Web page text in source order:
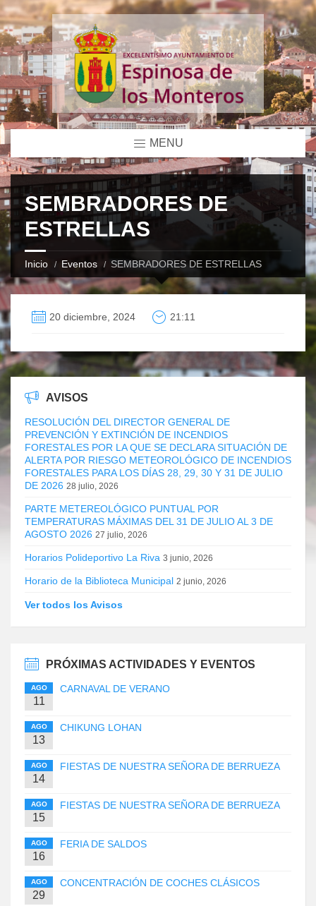
MENU
SEMBRADORES DE
ESTRELLAS
Inicio Eventos SEMBRADORES DE ESTRELLAS
20 diciembre, 2024 21:11
AVISOS
RESOLUCIÓN DEL DIRECTOR GENERAL DE
PREVENCIÓN Y EXTINCIÓN DE INCENDIOS
FORESTALES POR LA QUE SE DECLARA SITUACIÓN DE
ALERTA POR RIESGO METEOROLÓGICO DE INCENDIOS
FORESTALES PARA LOS DÍAS 28, 29, 30 Y 31 DE JULIO
DE 2026 28 julio, 2026
PARTE METEREOLÓGICO PUNTUAL POR
TEMPERATURAS MÁXIMAS DEL 31 DE JULIO AL 3 DE
AGOSTO 2026 27 julio, 2026
Horarios Polideportivo La Riva 3 junio, 2026
Horario de la Biblioteca Municipal 2 junio, 2026
Ver todos los Avisos
PRÓXIMAS ACTIVIDADES Y EVENTOS
AGO
11
CARNAVAL DE VERANO
AGO
13
CHIKUNG LOHAN
AGO
14
FIESTAS DE NUESTRA SEÑORA DE BERRUEZA
AGO
15
FIESTAS DE NUESTRA SEÑORA DE BERRUEZA
AGO
16
FERIA DE SALDOS
AGO
29
CONCENTRACIÓN DE COCHES CLÁSICOS